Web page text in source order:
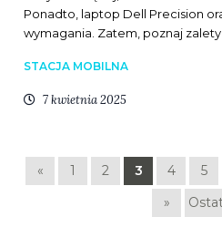
Ponadto, laptop Dell Precision
wymagania. Zatem, poznaj zalety
STACJA MOBILNA
7 kwietnia 2025
« 1 2 3 4 5
»